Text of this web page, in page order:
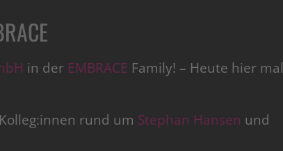
in der EMBRACE Family! – Heute hier mal
rund um Stephan Hansen und